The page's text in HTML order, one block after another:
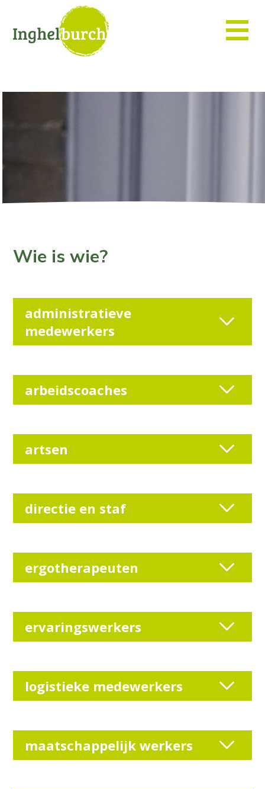
Wie is wie?
administratieve
medewerkers
arbeidscoaches
artsen
directie en staf
ergotherapeuten
ervaringswerkers
logistieke medewerkers
maatschappelijk werkers